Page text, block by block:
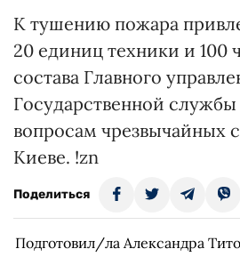
К тушению пожара
20 единиц техники и 100
состава Главного
Государственной
вопросам чрезвычайных
Киеве. !zn
Поделиться
Подготовил/ла Александра